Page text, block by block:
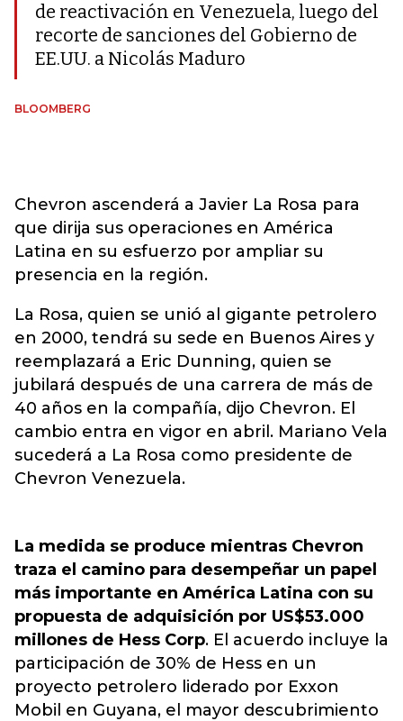
de reactivación en Venezuela, luego del
recorte de sanciones del Gobierno de
EE.UU. a Nicolás Maduro
BLOOMBERG
Chevron ascenderá a Javier La Rosa para
que dirija sus operaciones en América
Latina en su esfuerzo por ampliar su
presencia en la región.
La Rosa, quien se unió al gigante petrolero
en 2000, tendrá su sede en Buenos Aires y
reemplazará a Eric Dunning, quien se
jubilará después de una carrera de más de
40 años en la compañía, dijo Chevron. El
cambio entra en vigor en abril. Mariano Vela
sucederá a La Rosa como presidente de
Chevron Venezuela.
La medida se produce mientras Chevron
traza el camino para desempeñar un papel
más importante en América Latina con su
propuesta de adquisición por US$53.000
millones de Hess Corp. El acuerdo incluye la
participación de 30% de Hess en un
proyecto petrolero liderado por Exxon
Mobil en Guyana, el mayor descubrimiento